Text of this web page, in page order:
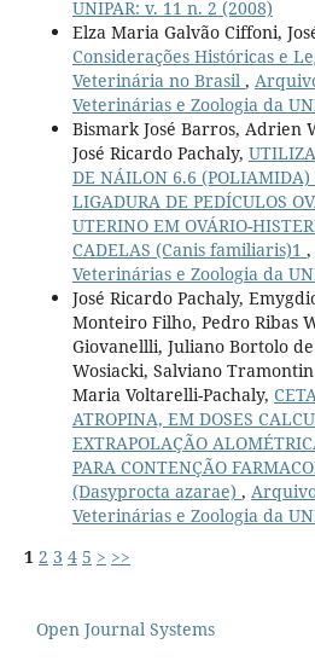
UNIPAR: v. 11 n. 2 (2008)
Elza Maria Galvão Ciffoni,
Considerações Históricas e
Veterinária no Brasil ,
Veterinárias e Zoologia da
Bismark José Barros, Adrien
José Ricardo Pachaly,
DE NÁILON 6.6 (POLIAMIDA)
LIGADURA DE PEDÍCULOS
UTERINO EM OVÁRIO-
CADELAS (Canis familiaris)1 ,
Veterinárias e Zoologia da
José Ricardo Pachaly,
Monteiro Filho, Pedro Ribas
Giovanellli, Juliano Bortolo
Wosiacki, Salviano
Maria Voltarelli-Pachaly,
ATROPINA, EM DOSES
EXTRAPOLAÇÃO
PARA CONTENÇÃO
(Dasyprocta azarae) ,
Veterinárias e Zoologia da
1 2 3 4 5 > >>
Open Journal Systems